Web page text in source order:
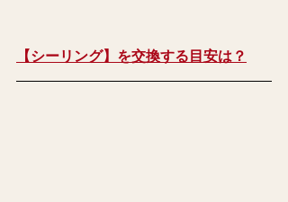
【シーリング】を交換する目安は？